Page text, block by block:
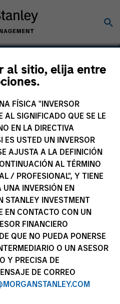
al sitio, elija entre
FÍSICA "INVERSOR
AL SIGNIFICADO QUE SE LE
EN LA DIRECTIVA
ES USTED UN INVERSOR
AJUSTA A LA DEFINICIÓN
AL TÉRMINO
/ PROFESIONAL", Y TIENE
UNA INVERSIÓN EN
STANLEY INVESTMENT
EN CONTACTO CON UN
FINANCIERO
QUE NO PUEDA PONERSE
O UN ASESOR
Y PRECISA DE
DE CORREO